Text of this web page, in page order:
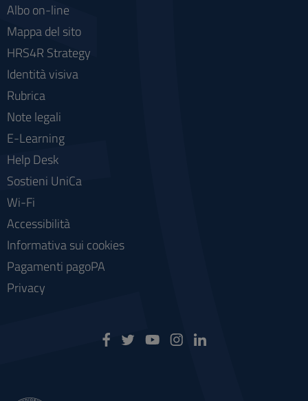
Albo on-line
Mappa del sito
HRS4R Strategy
Identità visiva
Rubrica
Note legali
E-Learning
Help Desk
Sostieni UniCa
Wi-Fi
Accessibilità
Informativa sui cookies
Pagamenti pagoPA
Privacy